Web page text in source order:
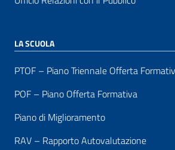
LA SCUOLA
PTOF – Piano Triennale Offerta
POF – Piano Offerta Formativa
Piano di Miglioramento
RAV – Rapporto Autovalutazione